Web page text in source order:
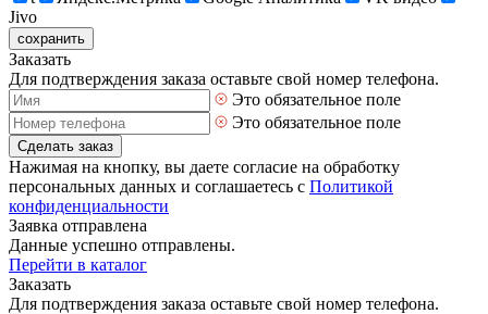
Jivo
сохранить
Заказать
Для подтверждения заказа оставьте свой номер телефона.
Это обязательное поле
Это обязательное поле
Сделать заказ
Нажимая на кнопку, вы даете согласие на обработку
персональных данных и соглашаетесь с Политикой
конфиденциальности
Заявка отправлена
Данные успешно отправлены.
Перейти в каталог
Заказать
Для подтверждения заказа оставьте свой номер телефона.